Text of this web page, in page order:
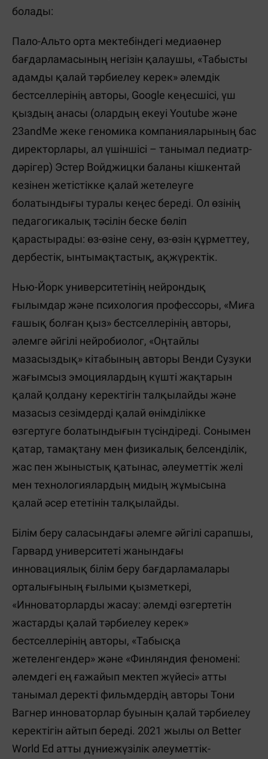
болады:
Пало-Альто орта мектебіндегі медиаөнер
бағдарламасының негізін қалаушы, «Табысты
адамды қалай тәрбиелеу керек» әлемдік
бестселлерінің авторы, Google кеңесшісі, үш
қыздың анасы (олардың екеуі Youtube және
23andMe жеке геномика компанияларының бас
директорлары, ал үшіншісі – танымал педиатр-
дәрігер) Эстер Войджицки баланы кішкентай
кезінен жетістікке қалай жетелеуге
болатындығы туралы кеңес береді. Ол өзінің
педагогикалық тәсілін беске бөліп
қарастырады: өз-өзіне сену, өз-өзін құрметтеу,
дербестік, ынтымақтастық, ақжүректік.
Нью-Йорк университетінің нейрондық
ғылымдар және психология профессоры, «Миға
ғашық болған қыз» бестселлерінің авторы,
әлемге әйгілі нейробиолог, «Оңтайлы
мазасыздық» кітабының авторы Венди Сузуки
жағымсыз эмоциялардың күшті жақтарын
қалай қолдану керектігін талқылайды және
мазасыз сезімдерді қалай өнімділікке
өзгертуге болатындығын түсіндіреді. Сонымен
қатар, тамақтану мен физикалық белсенділік,
жас пен жыныстық қатынас, әлеуметтік желі
мен технологиялардың мидың жұмысына
қалай әсер ететінін талқылайды.
Білім беру саласындағы әлемге әйгілі сарапшы,
Гарвард университеті жанындағы
инновациялық білім беру бағдарламалары
орталығының ғылыми қызметкері,
«Инноваторларды жасау: әлемді өзгертетін
жастарды қалай тәрбиелеу керек»
бестселлерінің авторы, «Табысқа
жетеленгендер» және «Финляндия феномені:
әлемдегі ең ғажайып мектеп жүйесі» атты
танымал деректі фильмдердің авторы Тони
Вагнер инноваторлар буынын қалай тәрбиелеу
керектігін айтып береді. 2021 жылы ол Better
World Ed атты дүниежүзілік әлеуметтік-